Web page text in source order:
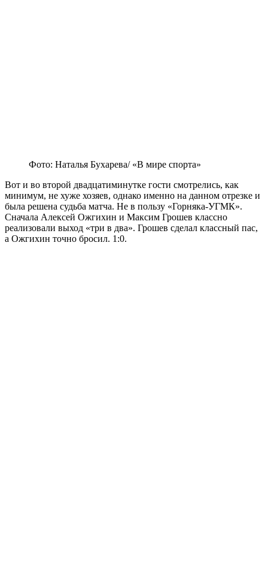
Фото: Наталья Бухарева/ «В мире спорта»
Вот и во второй двадцатиминутке гости смотрелись, как
минимум, не хуже хозяев, однако именно на данном отрезке и
была решена судьба матча. Не в пользу «Горняка-УГМК».
Сначала Алексей Ожгихин и Максим Грошев классно
реализовали выход «три в два». Грошев сделал классный пас,
а Ожгихин точно бросил. 1:0.